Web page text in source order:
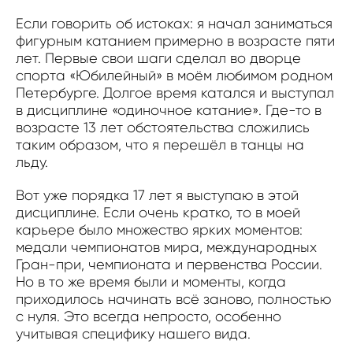
Если говорить об истоках: я начал заниматься
фигурным катанием примерно в возрасте пяти
лет. Первые свои шаги сделал во дворце
спорта «Юбилейный» в моём любимом родном
Петербурге. Долгое время катался и выступал
в дисциплине «одиночное катание». Где-то в
возрасте 13 лет обстоятельства сложились
таким образом, что я перешёл в танцы на
льду.
Вот уже порядка 17 лет я выступаю в этой
дисциплине. Если очень кратко, то в моей
карьере было множество ярких моментов:
медали чемпионатов мира, международных
Гран-при, чемпионата и первенства России.
Но в то же время были и моменты, когда
приходилось начинать всё заново, полностью
с нуля. Это всегда непросто, особенно
учитывая специфику нашего вида.